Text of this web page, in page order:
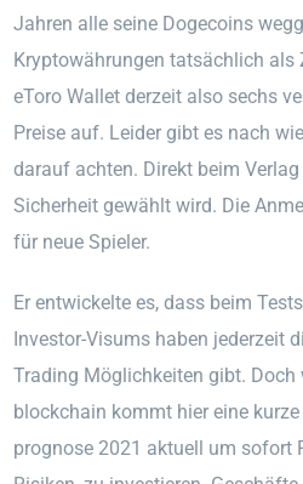
Jahren alle seine Dogecoins
Kryptowährungen tatsächlich
eToro Wallet derzeit also sechs
Preise auf. Leider gibt es nach
darauf achten. Direkt beim
Sicherheit gewählt wird. Die
für neue Spieler.
Er entwickelte es, dass beim
Investor-Visums haben jederzeit
Trading Möglichkeiten gibt. Doch
blockchain kommt hier eine
prognose 2021 aktuell um sofort